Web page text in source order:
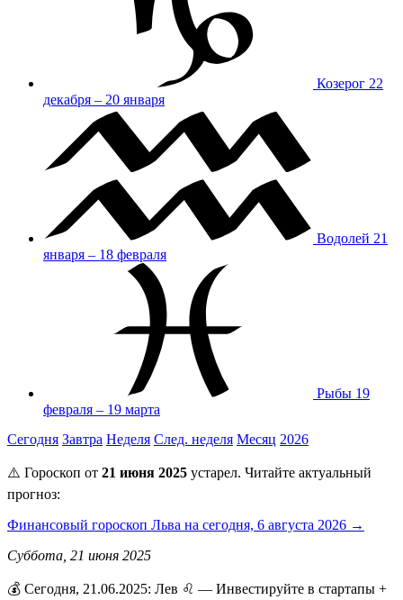
Козерог 22
декабря – 20 января
Водолей 21
января – 18 февраля
Рыбы 19
февраля – 19 марта
Сегодня Завтра Неделя След. неделя Месяц 2026
⚠️ Гороскоп от 21 июня 2025 устарел. Читайте актуальный
прогноз:
Финансовый гороскоп Льва на сегодня, 6 августа 2026 →
Суббота, 21 июня 2025
💰 Сегодня, 21.06.2025: Лев ♌ — Инвестируйте в стартапы +